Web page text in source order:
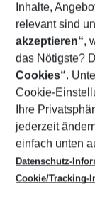
Footer
Footer
Über uns
AGB
Cookie-
Cookie-
Datenschutz
Service & Hilfe
Barrierefreies
Check-in
Folgen Sie uns
Inhalte,
relevant sind
akzeptieren“,
das Nötigste?
Cookies“.
Cookie-
Ihre
jederzeit
einfach unten
Datenschutz-
Cookie/Tracking-